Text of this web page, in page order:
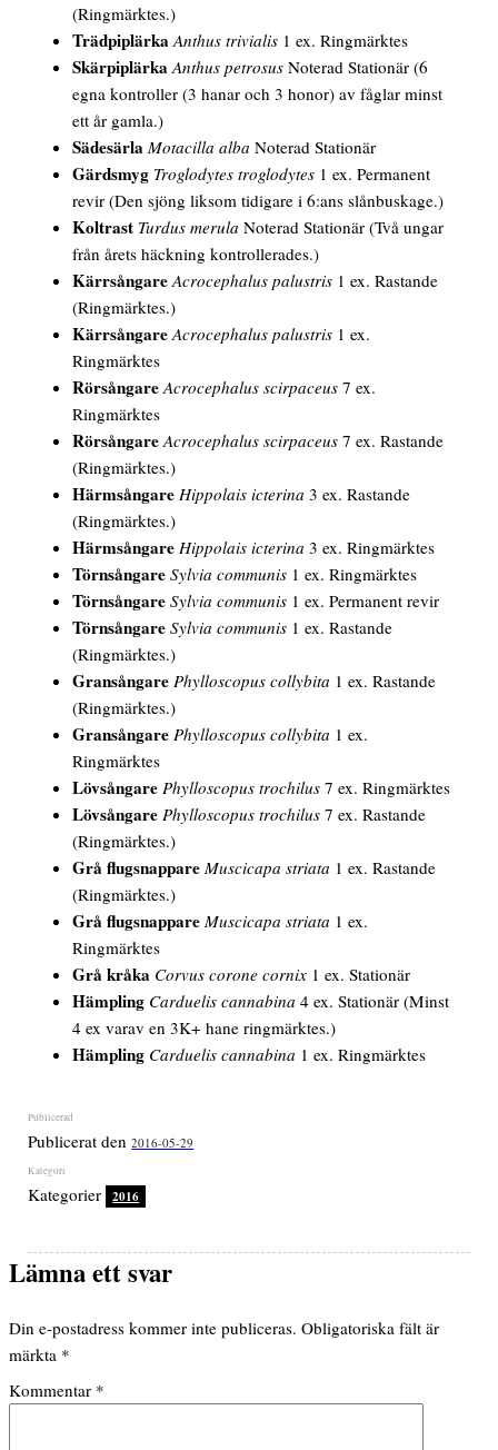
(Ringmärktes.)
TrädpiplärkaAnthus trivialis 1 ex. Ringmärktes
SkärpiplärkaAnthus petrosus Noterad Stationär (6
egna kontroller (3 hanar och 3 honor) av fåglar minst
ett år gamla.)
SädesärlaMotacilla alba Noterad Stationär
Gärdsmyg Troglodytes troglodytes 1 ex. Permanent
revir (Den sjöng liksom tidigare i 6:ans slånbuskage.)
Koltrast Turdus merula Noterad Stationär (Två ungar
från årets häckning kontrollerades.)
KärrsångareAcrocephalus palustris 1 ex. Rastande
(Ringmärktes.)
KärrsångareAcrocephalus palustris 1 ex.
Ringmärktes
RörsångareAcrocephalus scirpaceus 7 ex.
Ringmärktes
RörsångareAcrocephalus scirpaceus 7 ex. Rastande
(Ringmärktes.)
HärmsångareHippolais icterina 3 ex. Rastande
(Ringmärktes.)
HärmsångareHippolais icterina 3 ex. Ringmärktes
TörnsångareSylvia communis 1 ex. Ringmärktes
TörnsångareSylvia communis 1 ex. Permanent revir
TörnsångareSylvia communis 1 ex. Rastande
(Ringmärktes.)
GransångarePhylloscopus collybita 1 ex. Rastande
(Ringmärktes.)
GransångarePhylloscopus collybita 1 ex.
Ringmärktes
LövsångarePhylloscopus trochilus 7 ex. Ringmärktes
LövsångarePhylloscopus trochilus 7 ex. Rastande
(Ringmärktes.)
Grå flugsnappareMuscicapa striata 1 ex. Rastande
(Ringmärktes.)
Grå flugsnappareMuscicapa striata 1 ex.
Ringmärktes
Grå kråka Corvus corone cornix 1 ex. Stationär
Hämpling Carduelis cannabina 4 ex. Stationär (Minst
4 ex varav en 3K+ hane ringmärktes.)
Hämpling Carduelis cannabina 1 ex. Ringmärktes
Publicerat den2016-05-29
Kategorier 2016
Lämna ett svar
Din e-postadress kommer inte publiceras. Obligatoriska fält är
märkta *
Kommentar *